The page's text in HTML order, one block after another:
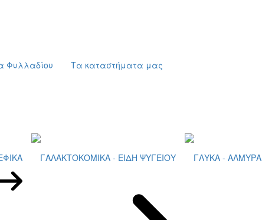
Φυλλαδίου Τα καταστήματα μας
ΓΑΛΑΚΤΟΚΟΜΙΚΑ - ΕΙΔΗ ΨΥΓΕΙΟΥ ΓΛΥΚΑ -